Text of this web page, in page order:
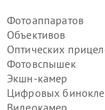
Фотоаппаратов
Объективов
Оптических
Фотовспышек
Экшн-камер
Цифровых
Видеокамер
Настройка
Nikon в г.Самара
Настройка
Nikon в г.Пермь
Настройка
Nikon в г.
Настройка
Nikon в г.Ижевск